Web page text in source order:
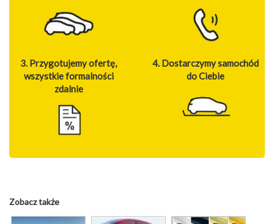
3. Przygotujemy ofertę,
wszystkie formalności
zdalnie
4. Dostarczymy samochód
do Ciebie
Zobacz także